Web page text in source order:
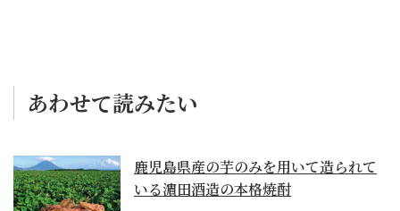
あわせて読みたい
鹿児島県産の芋のみを用いて造られて
いる濵田酒造の本格焼酎